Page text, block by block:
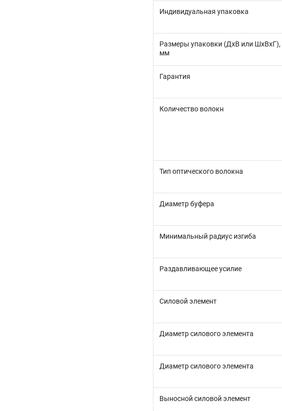
Индивидуальная упаковка
Размеры упаковки (ДхВ или ШхВхГ),
мм
Гарантия
Количество волокн
Тип оптического волокна
Диаметр буфера
Минимальный радиус изгиба
Раздавливающее усилие
Силовой элемент
Диаметр силового элемента
Диаметр силового элемента
Выносной силовой элемент